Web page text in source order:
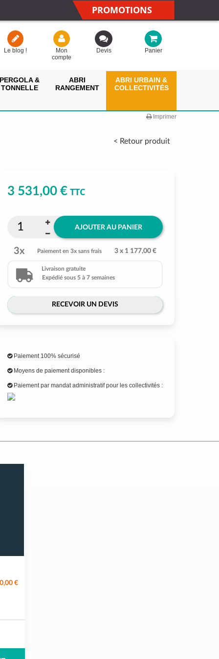
PROMOTIONS
Le blog !
Mon
compte
Devis Panier
PERGOLA &
TONNELLE
ABRI
RANGEMENT
ABRI URBAIN &
COLLECTIVITÉS
Imprimer
< Retour produit
3 531,00 €TTC
AJOUTER AU PANIER
3x Paiement en 3x sans frais 3 x 1 177,00 €
Livraison gratuite
Expédié sous 5 à 7 semaines
RECEVOIR UN DEVIS
Paiement 100% sécurisé
Moyens de paiement disponibles :
Paiement par mandat administratif pour les collectivités :
€